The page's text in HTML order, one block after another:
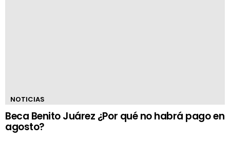
NOTICIAS
Beca Benito Juárez ¿Por qué no habrá pago en
agosto?